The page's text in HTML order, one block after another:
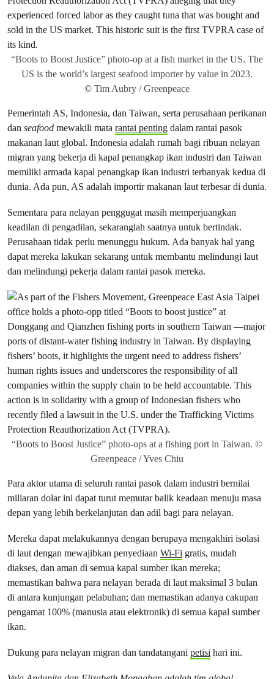
“Boots to Boost Justice” photo-op at a fish market in the US. The
US is the world’s largest seafood importer by value in 2023.
© Tim Aubry / Greenpeace
Pemerintah AS, Indonesia, dan Taiwan, serta perusahaan perikanan
dan seafood mewakili mata rantai penting dalam rantai pasok
makanan laut global. Indonesia adalah rumah bagi ribuan nelayan
migran yang bekerja di kapal penangkap ikan industri dan Taiwan
memiliki armada kapal penangkap ikan industri terbanyak kedua di
dunia. Ada pun, AS adalah importir makanan laut terbesar di dunia.
Sementara para nelayan penggugat masih memperjuangkan
keadilan di pengadilan, sekaranglah saatnya untuk bertindak.
Perusahaan tidak perlu menunggu hukum. Ada banyak hal yang
dapat mereka lakukan sekarang untuk membantu melindungi laut
dan melindungi pekerja dalam rantai pasok mereka.
“Boots to Boost Justice” photo-ops at a fishing port in Taiwan. ©
Greenpeace / Yves Chiu
Para aktor utama di seluruh rantai pasok dalam industri bernilai
miliaran dolar ini dapat turut memutar balik keadaan menuju masa
depan yang lebih berkelanjutan dan adil bagi para nelayan.
Mereka dapat melakukannya dengan berupaya mengakhiri isolasi
di laut dengan mewajibkan penyediaan Wi-Fi gratis, mudah
diakses, dan aman di semua kapal sumber ikan mereka;
memastikan bahwa para nelayan berada di laut maksimal 3 bulan
di antara kunjungan pelabuhan; dan memastikan adanya cakupan
pengamat 100% (manusia atau elektronik) di semua kapal sumber
ikan.
Dukung para nelayan migran dan tandatangani petisi hari ini.